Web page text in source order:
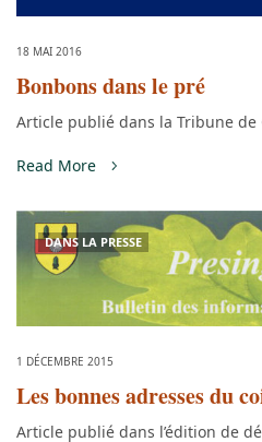
18 MAI 2016
Bonbons dans le pré
Article publié dans la Tribune de
Read More
DANS LA PRESSE
1 DÉCEMBRE 2015
Les bonnes adresses du
Article publié dans l’édition de